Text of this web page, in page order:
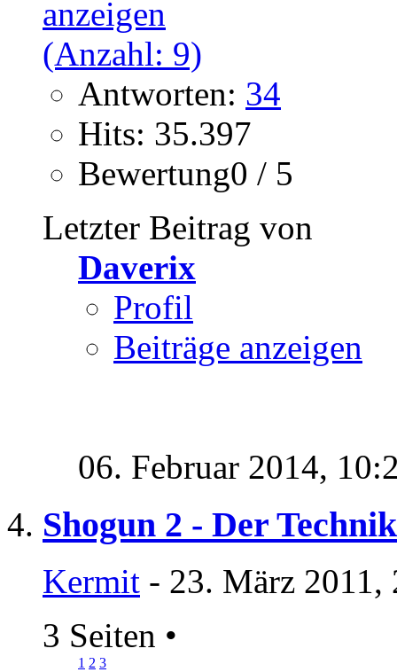
Antworten: 34
Hits: 35.397
Bewertung0 / 5
Letzter Beitrag von
Daverix
Profil
Beiträge anzeigen
06. Februar 2014,
Shogun 2 - Der
Kermit - 23. März 2011,
3 Seiten •
1 2 3